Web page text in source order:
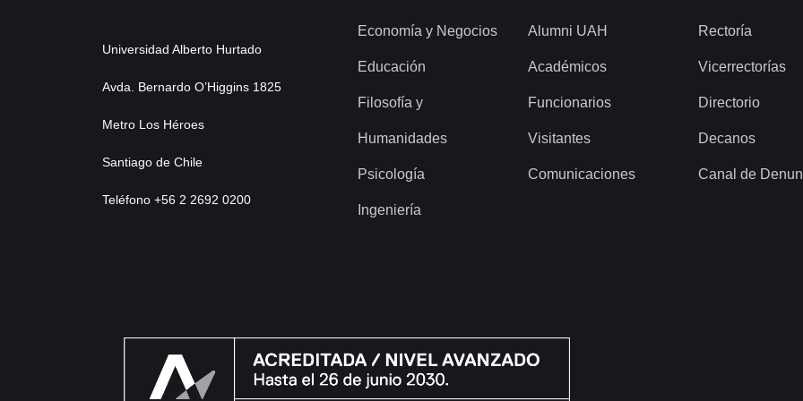
Universidad Alberto Hurtado
Avda. Bernardo O’Higgins 1825
Metro Los Héroes
Santiago de Chile
Teléfono +56 2 2692 0200
Economía y Negocios
Educación
Filosofía y
Humanidades
Psicología
Ingeniería
Alumni UAH
Académicos
Funcionarios
Visitantes
Comunicaciones
Rectoría
Vicerrectorías
Directorio
Decanos
Canal de